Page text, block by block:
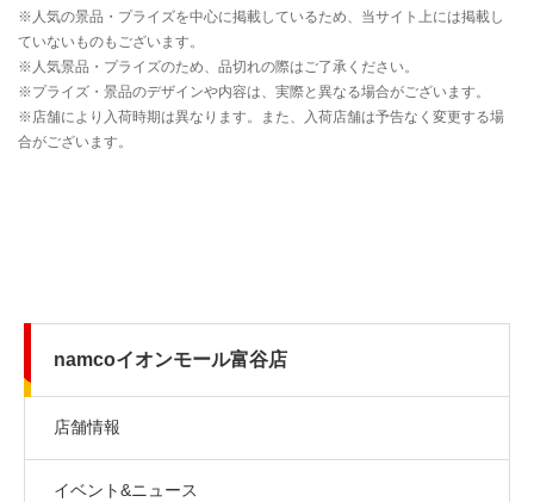
namcoイオンモール富谷店
店舗情報
イベント&ニュース